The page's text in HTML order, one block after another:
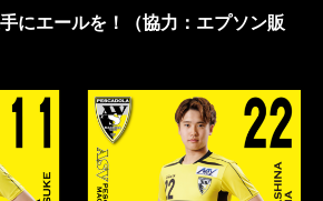
にエールを！（協力：エプソン販